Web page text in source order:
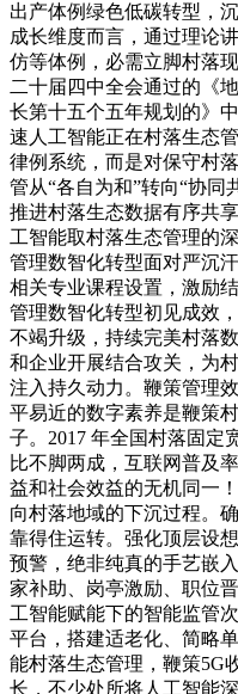
出产体例绿色低碳转型，
成长维度而言，通过理论
仿等体例，必需立脚村落
二十届四中全会通过的《
长第十五个五年规划的》
速人工智能正在村落生态
律例系统，而是对保守村
管从“各自为和”转向“协同
推进村落生态数据有序共
工智能取村落生态管理的
管理数智化转型面对严沉
相关专业课程设置，激励
管理数智化转型初见成效
不竭升级，持续完美村落
和企业开展结合攻关，为
注入持久动力。鞭策管理
平易近的数字素养是鞭策
子。2017 年全国村落固定
比不脚两成，互联网普及
益和社会效益的无机同一
向村落地域的下沉过程。
靠得住运转。强化顶层设
预警，绝非纯真的手艺嵌
家补助、岗亭激励、职位
工智能赋能下的智能监管
平台，搭建适老化、简略
能村落生态管理，鞭策5G
长，不少处所将人工智能